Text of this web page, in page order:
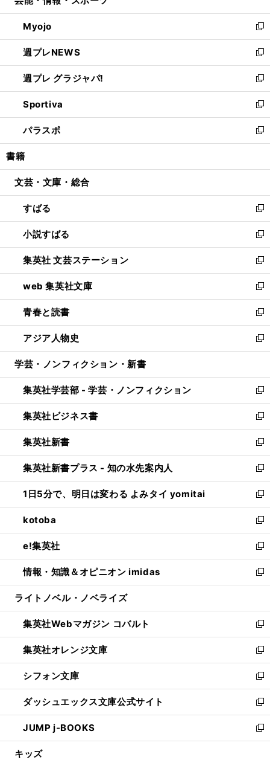
開
く
ウ
で
開
く
ン
ド
ウ
で
開
く
ウ
ィ
ン
ド
ウ
で
開
く
Myojo
新
し
い
ウ
ィ
ン
ド
ウ
で
開
週プレNEWS
新
し
い
ウ
ィ
ン
ド
ウ
開
週プレ グラジャパ!
新
し
い
ウ
ィ
ン
ウ
開
く
Sportiva
新
し
い
ウ
ン
ウ
で
開
く
パラスポ
新
し
ウ
ン
ド
ウ
で
開
く
書籍
文芸・文庫・総合
すばる
新
し
い
ウ
ィ
ン
ド
ウ
で
開
く
小説すばる
新
し
い
ウ
ィ
ン
ド
ウ
で
開
集英社 文芸ステーション
新
し
い
ウ
ィ
ン
ド
ウ
開
く
web 集英社文庫
新
し
い
ウ
ィ
ン
ウ
で
開
く
青春と読書
新
し
い
ウ
ン
ド
ウ
で
開
く
アジア人物史
新
し
ウ
ィ
ン
ド
ウ
で
開
く
学芸・ノンフィクション・新書
集英社学芸部 - 学芸・ノンフィクション
新
し
い
ウ
ィ
ン
ド
ウ
で
開
く
集英社ビジネス書
新
し
い
ウ
ィ
ン
ド
ウ
で
開
く
集英社新書
新
し
い
ウ
ィ
ン
ド
ウ
で
開
く
集英社新書プラス - 知の水先案内人
新
し
い
ウ
ィ
ン
ド
ウ
で
開
1日5分で、明日は変わる よみタイ yomitai
新
し
い
ウ
ィ
ン
ド
ウ
開
く
kotoba
新
し
い
ウ
ィ
ン
ウ
で
開
く
e!集英社
新
し
い
ウ
ン
ド
ウ
で
開
く
情報・知識＆オピニオン imidas
新
し
ウ
ィ
ン
ド
ウ
で
開
く
ライトノベル・ノベライズ
集英社Webマガジン コバルト
新
し
い
ウ
ィ
ン
ド
ウ
で
開
集英社オレンジ文庫
新
し
い
ウ
ィ
ン
ド
ウ
シフォン文庫
新
し
い
ウ
ィ
ン
ダッシュエックス文庫公式サイト
新
し
い
ウ
JUMP j-BOOKS
新
し
キッズ